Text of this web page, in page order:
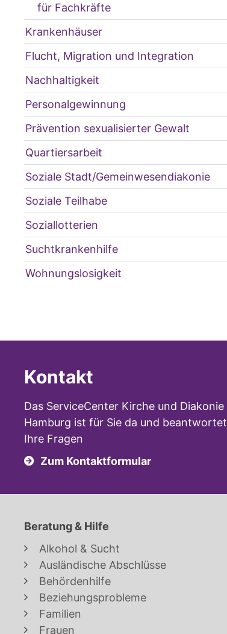
für Fachkräfte
Krankenhäuser
Flucht, Migration und Integration
Nachhaltigkeit
Personalgewinnung
Prävention sexualisierter Gewalt
Quartiersarbeit
Soziale Stadt/Gemeinwesendiakonie
Soziale Teilhabe
Soziallotterien
Suchtkrankenhilfe
Wohnungslosigkeit
Kontakt
Das ServiceCenter Kirche und Diakonie
Hamburg ist für Sie da und beantwortet
Ihre Fragen
Zum Kontaktformular
Beratung & Hilfe
Alkohol & Sucht
Ausländische Abschlüsse
Behördenhilfe
Beziehungsprobleme
Familien
Frauen